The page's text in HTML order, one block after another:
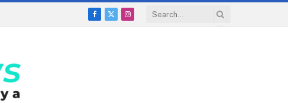
Facebook
X
Instagram